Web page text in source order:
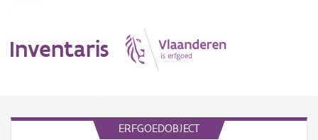
Inventaris
ERFGOEDOBJECT